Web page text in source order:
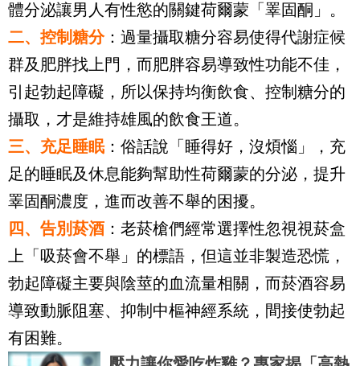
體分泌讓男人有性慾的關鍵荷爾蒙「睪固酮」。
二、控制糖分：過量攝取糖分容易使得代謝症候
群及肥胖找上門，而肥胖容易導致性功能不佳，
引起勃起障礙，所以保持均衡飲食、控制糖分的
攝取，才是維持雄風的飲食王道。
三、充足睡眠：俗話說「睡得好，沒煩惱」，充
足的睡眠及休息能夠幫助性荷爾蒙的分泌，提升
睪固酮濃度，進而改善不舉的困擾。
四、告別菸酒 ：老菸槍們經常選擇性忽視視菸盒
上「吸菸會不舉」的標語，但這並非製造恐慌，
勃起障礙主要與陰莖的血流量相關，而菸酒容易
導致動脈阻塞、抑制中樞神經系統，間接使勃起
有困難。